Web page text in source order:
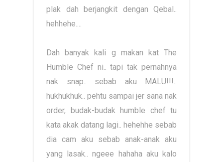
plak dah berjangkit dengan Qebal..
hehhehe....
Dah banyak kali g makan kat The
Humble Chef ni.. tapi tak pernahnya
nak snap.. sebab aku MALU!!!..
hukhukhuk.. pehtu sampai jer sana nak
order, budak-budak humble chef tu
kata akak datang lagi.. hehehhe sebab
dia cam aku sebab anak-anak aku
yang lasak.. ngeee hahaha aku kalo